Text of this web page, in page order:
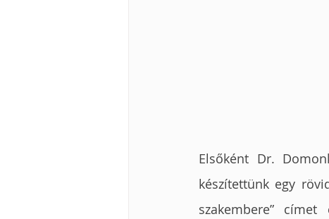
Elsőként Dr.
készítettünk egy
szakembere”